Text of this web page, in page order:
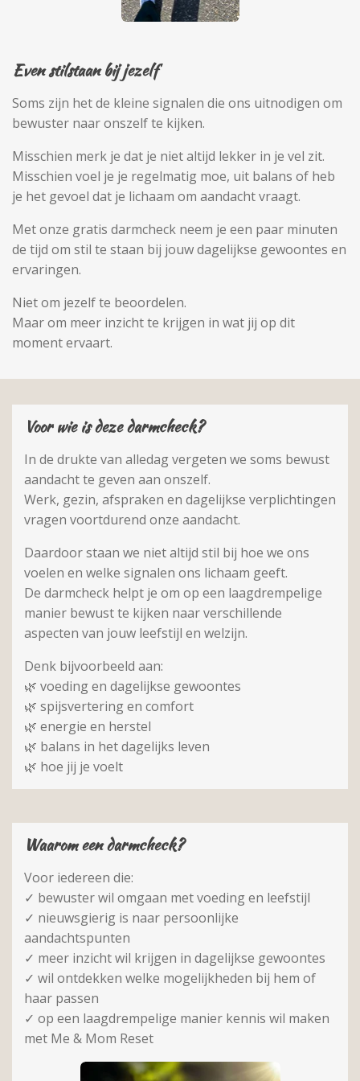
Even stilstaan bij jezelf
Soms zijn het de kleine signalen die ons uitnodigen om
bewuster naar onszelf te kijken.
Misschien merk je dat je niet altijd lekker in je vel zit.
Misschien voel je je regelmatig moe, uit balans of heb
je het gevoel dat je lichaam om aandacht vraagt.
Met onze gratis darmcheck neem je een paar minuten
de tijd om stil te staan bij jouw dagelijkse gewoontes en
ervaringen.
Niet om jezelf te beoordelen.
Maar om meer inzicht te krijgen in wat jij op dit
moment ervaart.
Voor wie is deze darmcheck?
In de drukte van alledag vergeten we soms bewust
aandacht te geven aan onszelf.
Werk, gezin, afspraken en dagelijkse verplichtingen
vragen voortdurend onze aandacht.
Daardoor staan we niet altijd stil bij hoe we ons
voelen en welke signalen ons lichaam geeft.
De darmcheck helpt je om op een laagdrempelige
manier bewust te kijken naar verschillende
aspecten van jouw leefstijl en welzijn.
Denk bijvoorbeeld aan:
🌿 voeding en dagelijkse gewoontes
🌿 spijsvertering en comfort
🌿 energie en herstel
🌿 balans in het dagelijks leven
🌿 hoe jij je voelt
Waarom een darmcheck?
Voor iedereen die:
✓ bewuster wil omgaan met voeding en leefstijl
✓ nieuwsgierig is naar persoonlijke
aandachtspunten
✓ meer inzicht wil krijgen in dagelijkse gewoontes
✓ wil ontdekken welke mogelijkheden bij hem of
haar passen
✓ op een laagdrempelige manier kennis wil maken
met Me & Mom Reset